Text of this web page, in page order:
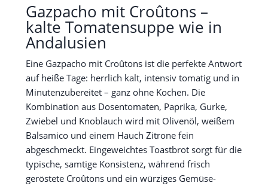
Gazpacho mit Croûtons –
kalte Tomatensuppe wie in
Andalusien
Eine Gazpacho mit Croûtons ist die perfekte Antwort
auf heiße Tage: herrlich kalt, intensiv tomatig und in
Minutenzubereitet – ganz ohne Kochen. Die
Kombination aus Dosentomaten, Paprika, Gurke,
Zwiebel und Knoblauch wird mit Olivenöl, weißem
Balsamico und einem Hauch Zitrone fein
abgeschmeckt. Eingeweichtes Toastbrot sorgt für die
typische, samtige Konsistenz, während frisch
geröstete Croûtons und ein würziges Gemüse-